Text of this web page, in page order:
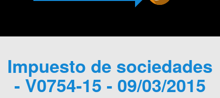
Impuesto de sociedades
- V0754-15 - 09/03/2015